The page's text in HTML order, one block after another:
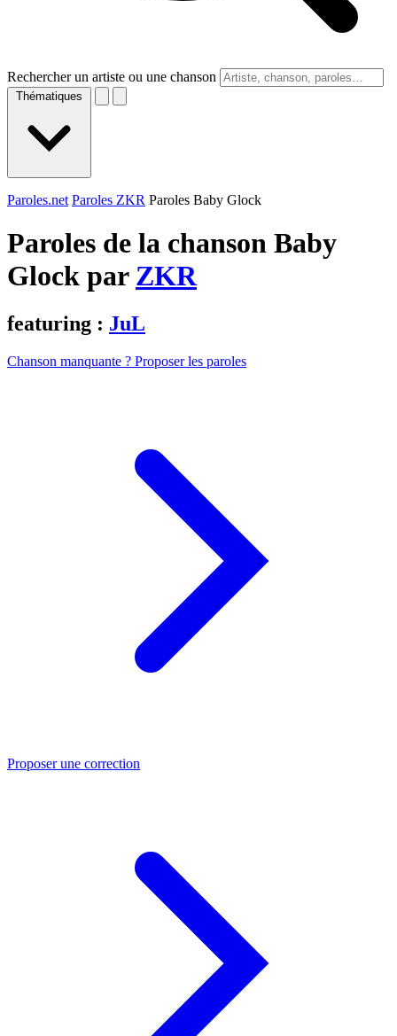
Rechercher un artiste ou une chanson
Thématiques
Paroles.net Paroles ZKR Paroles Baby Glock
Paroles de la chanson Baby
Glock par ZKR
featuring : JuL
Chanson manquante ? Proposer les paroles
Proposer une correction